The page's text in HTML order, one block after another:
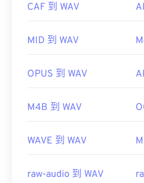
初始發布：1991
實用連結：
https://
CAF 到 WAV
MID 到 WAV
OPUS 到 WAV
M4B 到 WAV
WAVE 到 WAV
raw-audio 到 WAV